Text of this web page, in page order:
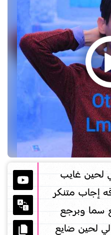
لحين غايب
إجاب متنكر
سما وبرجع
لحين ضايع